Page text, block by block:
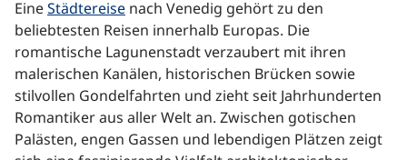
Alle
Städte
Alle
Reiseziele
EineStädtereise nach Venedig gehört zu den
beliebtesten Reisen innerhalb Europas. Die
romantische Lagunenstadt verzaubert mit ihren
malerischen Kanälen, historischen Brücken sowie
stilvollen Gondelfahrten und zieht seit Jahrhunderten
Romantiker aus aller Welt an. Zwischen gotischen
Palästen, engen Gassen und lebendigen Plätzen zeigt